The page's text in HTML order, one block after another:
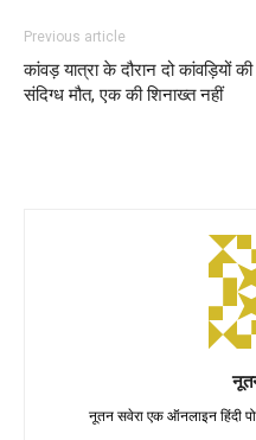
Previous article
कांवड़ यात्रा के दौरान दो कांवड़ियों की
संदिग्ध मौत, एक की शिनाख्त नहीं
नूतन सवेरा एक ऑनलाइन हिंदी